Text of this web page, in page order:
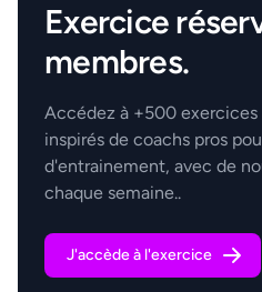
Exercice
membres.
Accédez à +500 exercices
inspirés de coachs pros
d'entrainement, avec de
chaque semaine..
J'accède à l'exercice